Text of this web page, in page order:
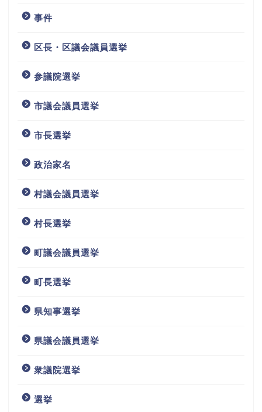
事件
区長・区議会議員選挙
参議院選挙
市議会議員選挙
市長選挙
政治家名
村議会議員選挙
村長選挙
町議会議員選挙
町長選挙
県知事選挙
県議会議員選挙
衆議院選挙
選挙